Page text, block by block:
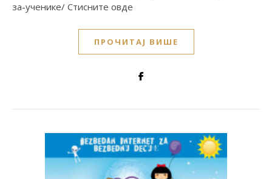
за-ученике/ Стисните овде
ПРОЧИТАЈ ВИШЕ